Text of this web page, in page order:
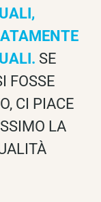
SE
FOSSE
CI PIACE
LA